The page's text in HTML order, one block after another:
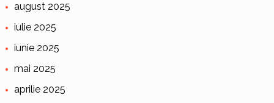
august 2025
iulie 2025
iunie 2025
mai 2025
aprilie 2025